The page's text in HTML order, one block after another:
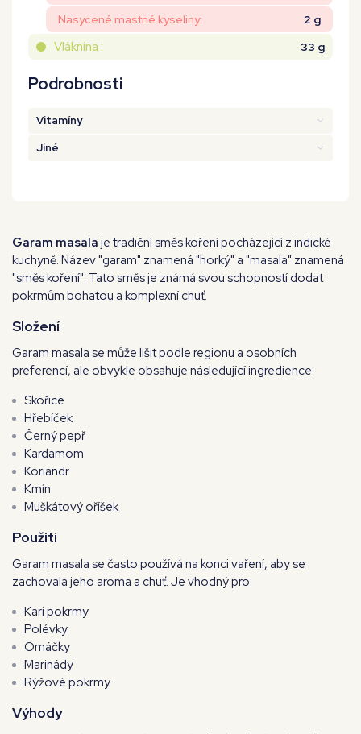
Nasycené mastné kyseliny:
2 g
Vláknina : 33 g
Podrobnosti
Vitamíny
Jiné
Garam masala je tradiční směs koření pocházející z indické
kuchyně. Název "garam" znamená "horký" a "masala" znamená
"směs koření". Tato směs je známá svou schopností dodat
pokrmům bohatou a komplexní chuť.
Složení
Garam masala se může lišit podle regionu a osobních
preferencí, ale obvykle obsahuje následující ingredience:
Skořice
Hřebíček
Černý pepř
Kardamom
Koriandr
Kmín
Muškátový oříšek
Použití
Garam masala se často používá na konci vaření, aby se
zachovala jeho aroma a chuť. Je vhodný pro:
Kari pokrmy
Polévky
Omáčky
Marinády
Rýžové pokrmy
Výhody